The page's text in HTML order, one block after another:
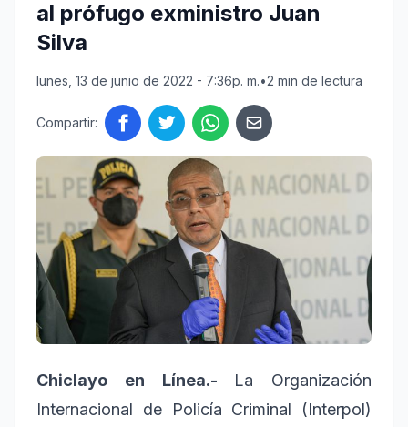
al prófugo exministro Juan
Silva
lunes, 13 de junio de 2022 - 7:36p. m.•2 min de lectura
Compartir:
Chiclayo en Línea.- La Organización
Internacional de Policía Criminal (Interpol)